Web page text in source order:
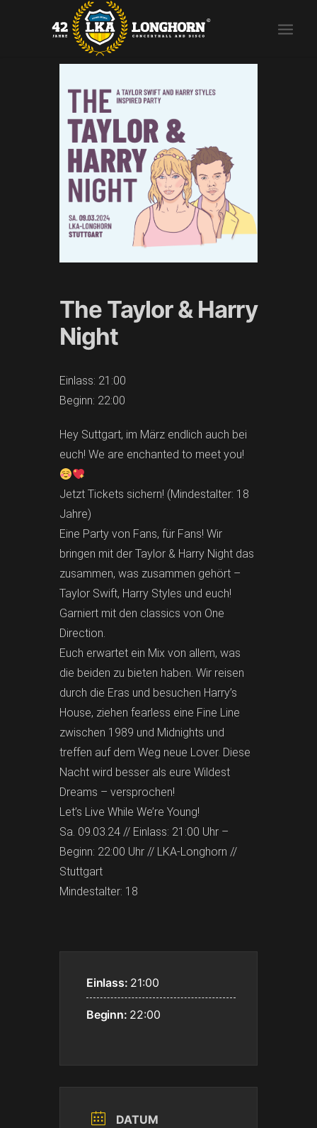
The Taylor & Harry
Night
Einlass: 21:00
Beginn: 22:00
Hey Suttgart, im März endlich auch bei
euch! We are enchanted to meet you!
Jetzt Tickets sichern! (Mindestalter: 18
Jahre)
Eine Party von Fans, für Fans! Wir
bringen mit der Taylor & Harry Night das
zusammen, was zusammen gehört –
Taylor Swift, Harry Styles und euch!
Garniert mit den classics von One
Direction.
Euch erwartet ein Mix von allem, was
die beiden zu bieten haben. Wir reisen
durch die Eras und besuchen Harry’s
House, ziehen fearless eine Fine Line
zwischen 1989 und Midnights und
treffen auf dem Weg neue Lover. Diese
Nacht wird besser als eure Wildest
Dreams – versprochen!
Let’s Live While We’re Young!
Sa. 09.03.24 // Einlass: 21:00 Uhr –
Beginn: 22:00 Uhr // LKA-Longhorn //
Stuttgart
Mindestalter: 18
Einlass: 21:00
Beginn: 22:00
DATUM